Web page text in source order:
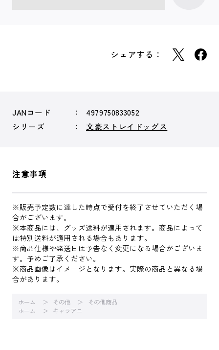
シェアする：
JANコード
4979750833052
シリーズ
文豪ストレイドッグス
注意事項
※販売予定数に達した時点で受付を終了させていただく場
合がございます。
※本商品には、グッズ送料が適用されます。商品によって
は特別送料が適用される場合もあります。
※商品仕様や発送日は予告なく変更になる場合がございま
す。予めご了承ください。
※商品画像はイメージとなります。実際の商品と異なる場
合があります。
ホーム その他
その他商品
ホーム
キャラアニ